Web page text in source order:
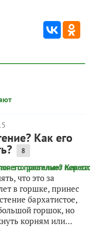
Как его
8
что это за
в горшке, принес
бархатистое,
горшок, но
корням или...